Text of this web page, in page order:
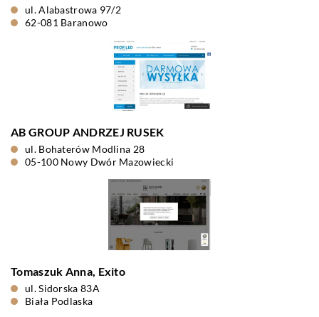
ul. Alabastrowa 97/2
62-081 Baranowo
AB GROUP ANDRZEJ RUSEK
ul. Bohaterów Modlina 28
05-100 Nowy Dwór Mazowiecki
Tomaszuk Anna, Exito
ul. Sidorska 83A
Biała Podlaska